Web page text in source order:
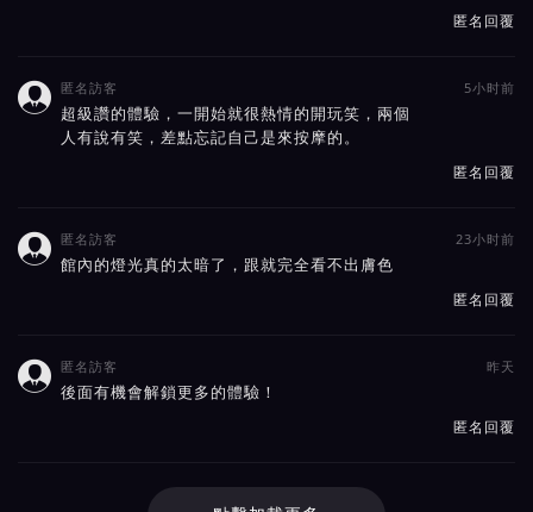
匿名回覆
 匿名訪客 5小时前
超級讚的體驗，一開始就很熱情的開玩笑，兩個
人有說有笑，差點忘記自己是來按摩的。
匿名回覆
 匿名訪客 23小时前
館內的燈光真的太暗了，跟就完全看不出膚色
匿名回覆
 匿名訪客 昨天
後面有機會解鎖更多的體驗！
匿名回覆